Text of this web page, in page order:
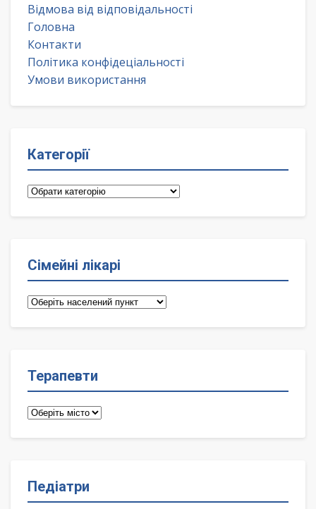
Відмова від відповідальності
Головна
Контакти
Політика конфідеціальності
Умови використання
Категорії
Категорії
Сімейні лікарі
Сімейні
Терапевти
Терапевти
Педіатри